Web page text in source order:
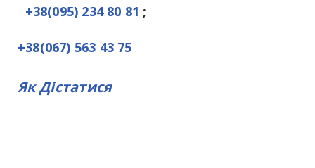
+38(095) 234 80 81 ;
+38(067) 563 43 75
Як Дістатися